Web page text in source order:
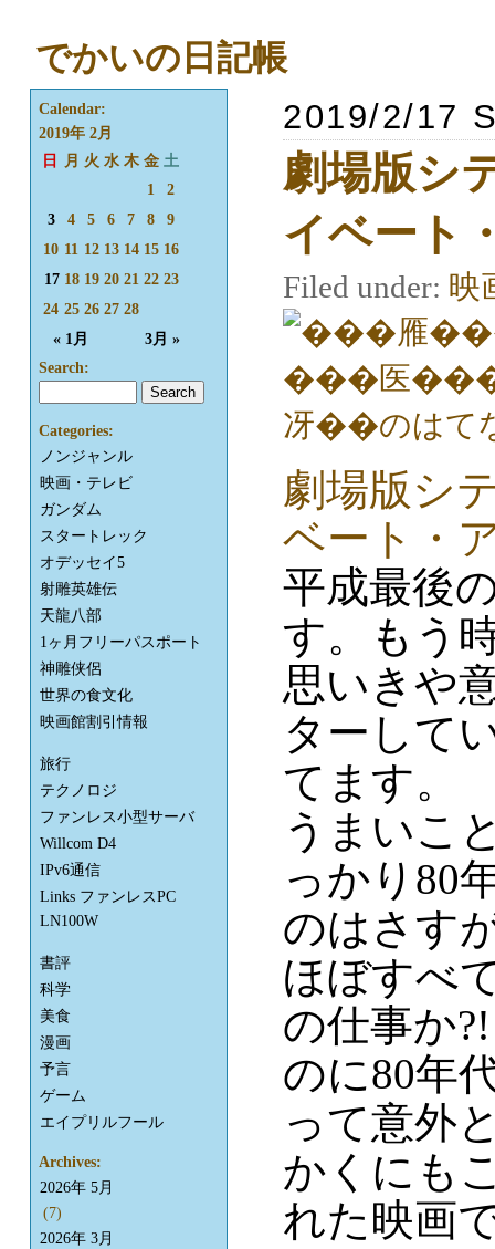
でかいの日記帳
2019/2/17
劇場版シ
イベート
Filed under: 映
劇場版シ
ベート・
平成最後
す。もう
思いきや
ターして
てます。
うまいこ
っかり80
のはさす
ほぼすべ
の仕事か
のに80年
って意外
かくにも
れた映画
Calendar:
2019年 2月
日
月 火 水 木 金 土
« 1月 3月 »
1
2
3
4 5 6 7 8
9
10 11 12 13 14 15 16
17 18 19 20 21 22 23
24 25 26 27 28
Search:
Categories:
ノンジャンル
映画・テレビ
ガンダム
スタートレック
オデッセイ5
射雕英雄伝
天龍八部
1ヶ月フリーパスポート
神雕侠侶
世界の食文化
映画館割引情報
旅行
テクノロジ
ファンレス小型サーバ
Willcom D4
IPv6通信
Links ファンレスPC
LN100W
書評
科学
美食
漫画
予言
ゲーム
エイプリルフール
Archives:
2026年 5月
(7)
2026年 3月